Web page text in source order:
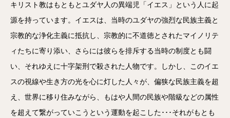
キリスト教はもともとユダヤ人の異端児「イエス」という人に起
源を持っています。イエスは、当時のユダヤの強烈な民族主義と
宗教的な浄化主義に抵抗し、宗教的に不道徳とされたマイノリテ
ィたちに寄り添い、さらには彼らを排斥する当時の制度とも闘
い、それゆえに十字架刑で殺された人物です。しかし、このイエ
スの視線や生き方の光を心に灯した人々が、偏狭な民族主義を超
え、世界に移り住みながら、もはや人間の民族や階級などの属性
を超えて繋がっていこうという運動を起こした･･･それがもとも